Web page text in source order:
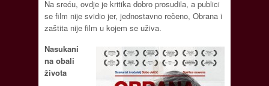
Na sreću, ovdje je kritika dobro prosudila, a publici
se film nije svidio jer, jednostavno rečeno, Obrana i
zaštita nije film u kojem se uživa.
Nasukani
na obali
života